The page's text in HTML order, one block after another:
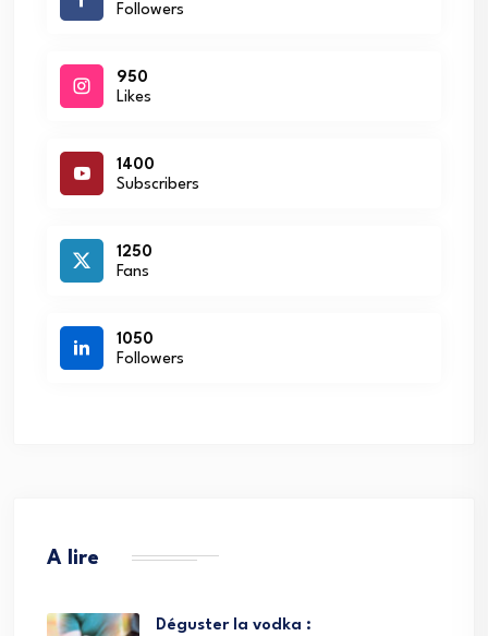
Followers
950
Likes
1400
Subscribers
1250
Fans
1050
Followers
A lire
Déguster la vodka :